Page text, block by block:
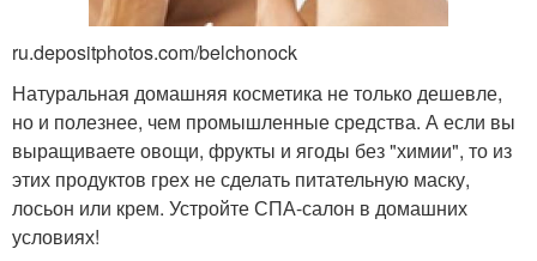
ru.depositphotos.com/belchonock
Натуральная домашняя косметика не только дешевле,
но и полезнее, чем промышленные средства. А если вы
выращиваете овощи, фрукты и ягоды без "химии", то из
этих продуктов грех не сделать питательную маску,
лосьон или крем. Устройте СПА-салон в домашних
условиях!